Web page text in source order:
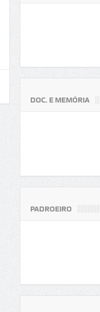
DOC. E MEMÓRIA
PADROEIRO